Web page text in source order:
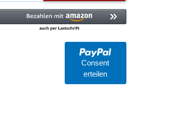
Consent
erteilen